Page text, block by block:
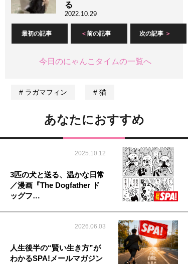
る
2022.10.29
最初の記事 前の記事 次の記事
今日のにゃんこタイムの一覧へ
ラガマフィン 猫
あなたにおすすめ
2025.10.12
3匹の犬と送る、温かな日常
／漫画『The Dogfather ド
ッグフ…
2026.06.03
人生後半の“賢い生き方”が
わかるSPA!メールマガジン